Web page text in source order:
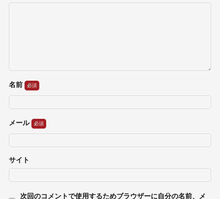
名前
メール
サイト
次回のコメントで使用するためブラウザーに自分の名前、メ